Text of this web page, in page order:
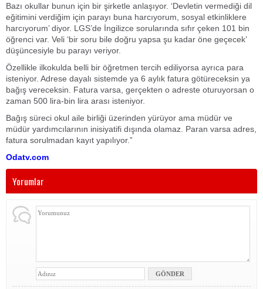
Bazı okullar bunun için bir şirketle anlaşıyor. ‘Devletin vermediği dil
eğitimini verdiğim için parayı buna harcıyorum, sosyal etkinliklere
harcıyorum’ diyor. LGS’de İngilizce sorularında sıfır çeken 101 bin
öğrenci var. Veli ‘bir soru bile doğru yapsa şu kadar öne geçecek’
düşüncesiyle bu parayı veriyor.
Özellikle ilkokulda belli bir öğretmen tercih ediliyorsa ayrıca para
isteniyor. Adrese dayalı sistemde ya 6 aylık fatura götüreceksin ya
bağış vereceksin. Fatura varsa, gerçekten o adreste oturuyorsan o
zaman 500 lira-bin lira arası isteniyor.
Bağış süreci okul aile birliği üzerinden yürüyor ama müdür ve
müdür yardımcılarının inisiyatifi dışında olamaz. Paran varsa adres,
fatura sorulmadan kayıt yapılıyor.”
Odatv.com
Yorumlar